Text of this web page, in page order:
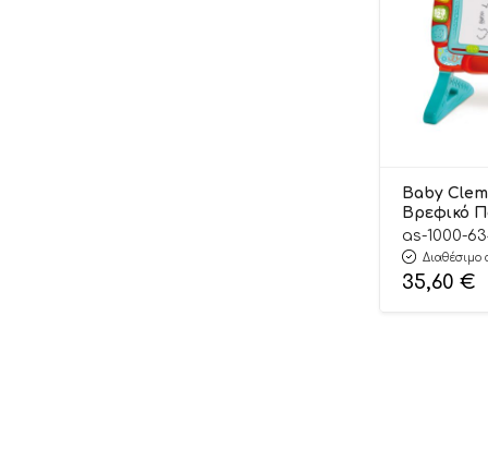
Baby
Βρεφικό
18-36m+ –
as-1000-
Διαθέσιμο
35,60 €